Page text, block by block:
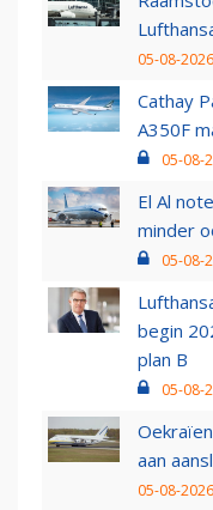
05-08-
Cathay
A350F
05-08-
El Al
minder
05-08-
begin
plan B
05-08-
aan
05-08-